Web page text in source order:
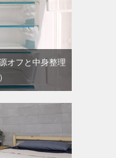
オフと中身整理